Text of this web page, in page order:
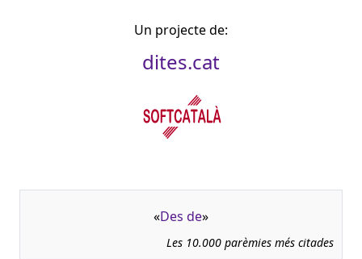
Un projecte de:
dites.cat
«Des de»
Les 10.000 parèmies més citades